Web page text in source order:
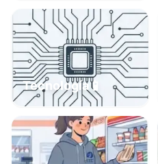
Tecnología📱